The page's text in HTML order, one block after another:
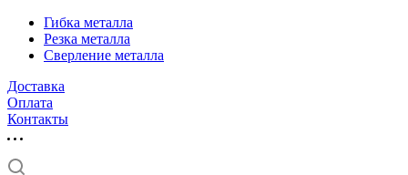
Гибка металла
Резка металла
Сверление металла
Доставка
Оплата
Контакты